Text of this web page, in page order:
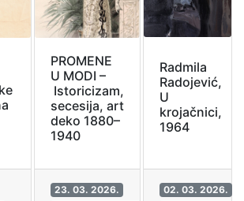
PROMENE
U MODI –
Istoricizam,
secesija, art
deko 1880–
1940
23. 03. 2026.
Radmila
Radojević,
U
krojačnici,
1964
02. 03. 2026.